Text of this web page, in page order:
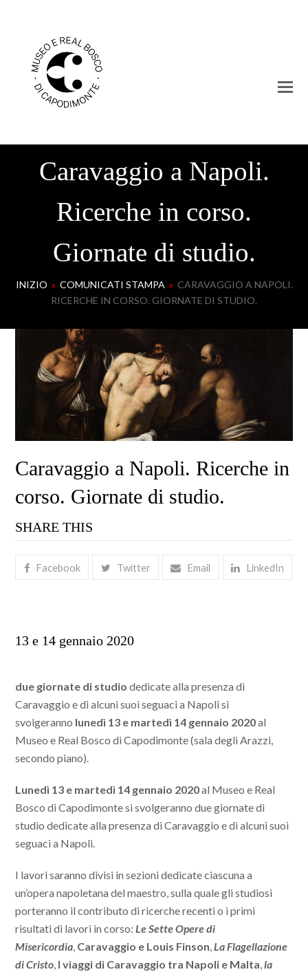
Caravaggio a Napoli.
Ricerche in corso.
Giornate di studio.
INIZIO » COMUNICATI STAMPA » CARAVAGGIO A NAPOLI.
RICERCHE IN CORSO. GIORNATE DI STUDIO.
Caravaggio a Napoli. Ricerche in
corso. Giornate di studio.
SHARE THIS
Facebook Twitter Email LinkedIn
13 e 14 gennaio 2020
due giornate di studio dedicate alla presenza di
Caravaggio e di alcuni suoi seguaci a Napoli si
svolgeranno lunedì 13 e martedì 14 gennaio 2020al
Museo e Real Bosco di Capodimonte (sala degli Arazzi,
secondo piano).
Lunedì 13 e martedì 14 gennaio 2020al Museo e Real
Bosco di Capodimonte si svolgeranno due giornate di
studio dedicate alla presenza di Caravaggio e di alcuni suoi
seguaci a Napoli.
I lavori saranno divisi in sezioni dedicate ciascuna a
un’opera napoletana del maestro, sulla quale gli studiosi
porteranno il contributo di ricerche recenti o i primi
risultati di lavori in corso:Le Sette Operedi
Misericordia, Caravaggio e Louis Finson,La Flagellazione
di Cristo, I viaggi di Caravaggio tra Napoli e Malta,la